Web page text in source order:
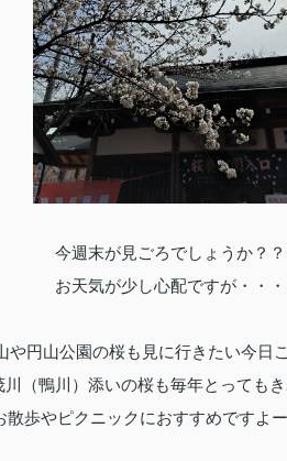
今週末が見ごろでしょうか？？
お天気が少し心配ですが・・・
や円山公園の桜も見に行きたい今日
川（鴨川）添いの桜も毎年とってもき
散歩やピクニックにおすすめですよ